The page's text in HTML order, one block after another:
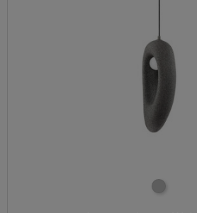
szary